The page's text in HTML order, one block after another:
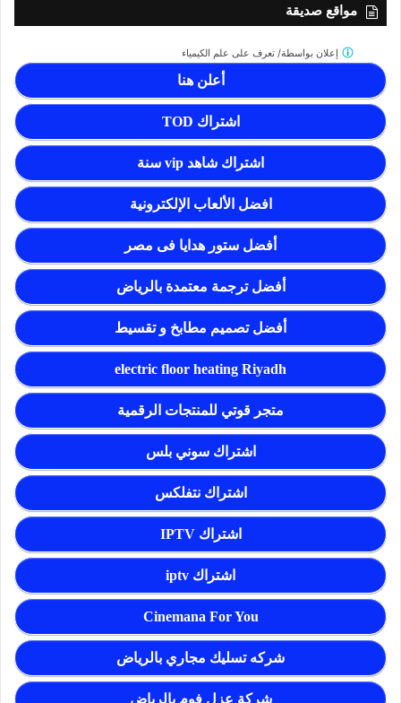
مواقع صديقة
أعلن هنا
اشتراك TOD
اشتراك شاهد vip سنة
افضل الألعاب الإلكترونية
أفضل ستور هدايا فى مصر
أفضل ترجمة معتمدة بالرياض
أفضل تصميم مطابخ و تقسيط
electric floor heating Riyadh
متجر قوتي للمنتجات الرقمية
اشتراك سوني بلس
اشتراك نتفلكس
اشتراك IPTV
اشتراك iptv
Cinemana For You
شركه تسليك مجاري بالرياض
شركة عزل فوم بالرياض
إعلان بواسطة/ تعرف على علم الكيمياء